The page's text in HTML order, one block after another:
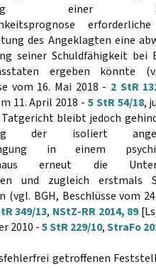
einer
des Angeklagten eine
seiner Schuldfähigkeit bei
ergeben könnte
vom 16. Mai 2018 - 2 StR
11. April 2018 - 5 StR 54/18,
Tatgericht bleibt jedoch
der isoliert
in einem
erneut die
und zugleich erstmals
(vgl. BGH, Beschlüsse vom
349/13, NStZ-RR 2014, 89
2010 -5 StR 229/10,StraFo
getroffenen